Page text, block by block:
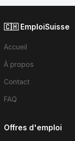
🇨🇭 EmploiSuisse
Accueil
À propos
Contact
FAQ
Offres d'emploi